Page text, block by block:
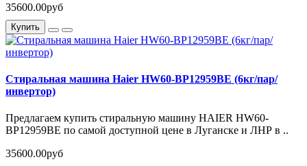
35600.00руб
Купить
Стиральная машина Haier HW60-BP12959BE (6кг/пар/
инвертор)
Предлагаем купить стиральную машину HAIER HW60-
BP12959BE по самой доступной цене в Луганске и ЛНР в ..
35600.00руб